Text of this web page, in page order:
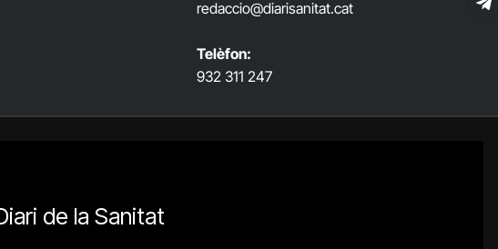
redaccio@diarisanitat.cat
Telèfon:
932 311 247